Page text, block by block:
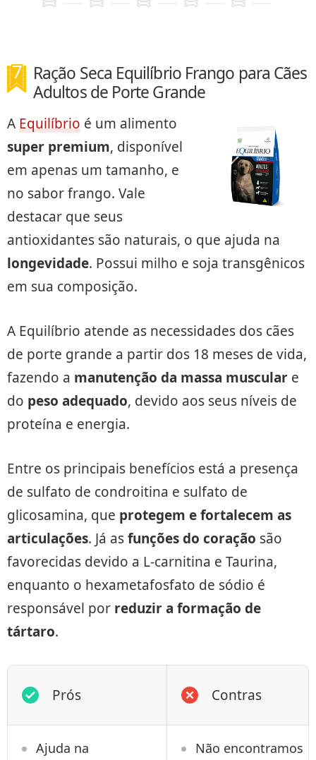
Ração Seca Equilíbrio Frango para Cães
Adultos de Porte Grande
AEquilíbrio é um alimento
super premium, disponível
em apenas um tamanho, e
no sabor frango. Vale
destacar que seus
antioxidantes são naturais, o que ajuda na
longevidade. Possui milho e soja transgênicos
em sua composição.
A Equilíbrio atende as necessidades dos cães
de porte grande a partir dos 18 meses de vida,
fazendo a manutenção da massa muscular e
do peso adequado, devido aos seus níveis de
proteína e energia.
Entre os principais benefícios está a presença
de sulfato de condroitina e sulfato de
glicosamina, que protegem e fortalecem as
articulações. Já asfunções do coração são
favorecidas devido a L-carnitina e Taurina,
enquanto o hexametafosfato de sódio é
responsável por reduzir a formação de
tártaro.
Prós Contras
Ajuda na
Não encontramos